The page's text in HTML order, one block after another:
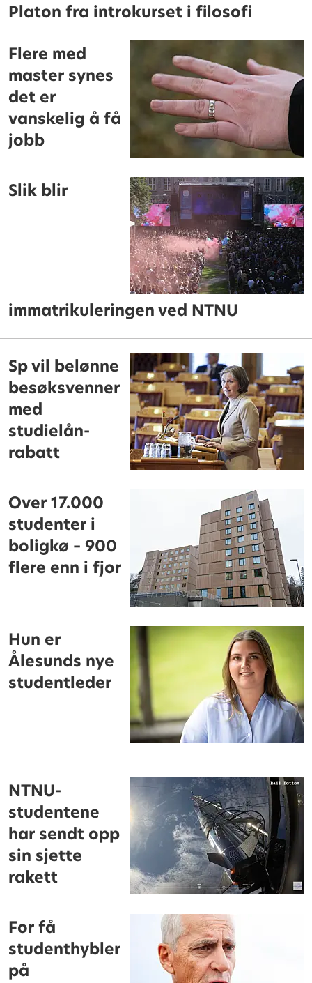
Platon fra introkurset i filosofi
Flere med
master synes
det er
vanskelig å få
jobb
Slik blir
immatrikuleringen ved NTNU
Sp vil belønne
besøksvenner
med
studielån-
rabatt
Over 17.000
studenter i
boligkø – 900
flere enn i fjor
Hun er
Ålesunds nye
studentleder
NTNU-
studentene
har sendt opp
sin sjette
rakett
For få
studenthybler
på